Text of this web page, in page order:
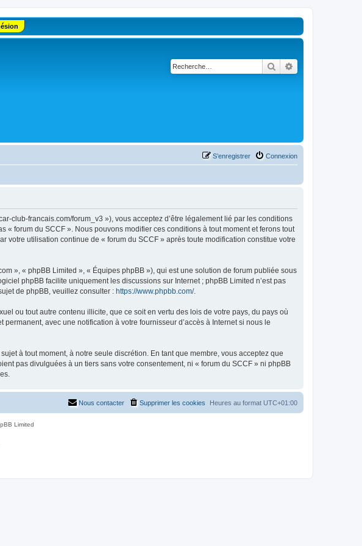
Rechercher
Connexion
S’enregistrer
club-francais.com/forum_v3 »), vous acceptez d’être légalement lié par les conditions
« forum du SCCF ». Nous pouvons modifier ces conditions à tout moment et ferons tout
utilisation continue de « forum du SCCF » après toute modification constitue votre
», « phpBB Limited », « Équipes phpBB »), qui est une solution de forum publiée sous
phpBB facilite uniquement les discussions sur Internet ; phpBB Limited n’est pas
de phpBB, veuillez consulter : https://www.phpbb.com/.
ou tout autre contenu illicite, que ce soit en vertu des lois de votre pays, du pays où
avec une notification à votre fournisseur d’accès à Internet si nous le
à tout moment, à notre seule discrétion. En tant que membre, vous acceptez que
pas divulguées à un tiers sans votre consentement, ni « forum du SCCF » ni phpBB
Heures au format UTC+01:00
Supprimer les cookies
Nous contacter
Limited